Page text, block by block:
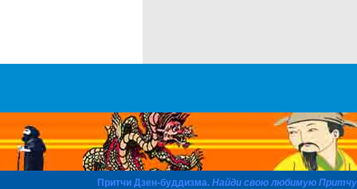
Притчи Дзен-буддизма. Найди свою любимую Притчу